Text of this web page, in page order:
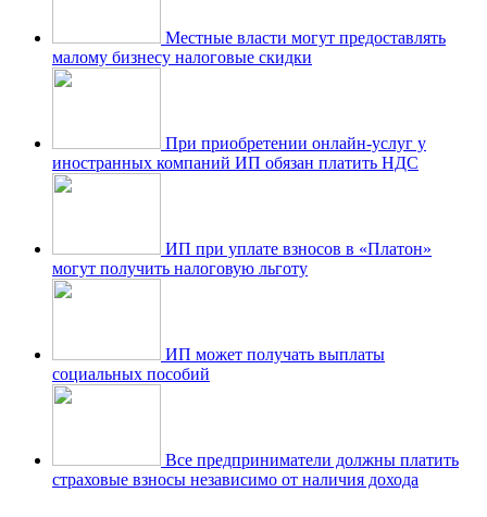
Местные власти могут предоставлять
малому бизнесу налоговые скидки
При приобретении онлайн-услуг у
иностранных компаний ИП обязан платить НДС
ИП при уплате взносов в «Платон»
могут получить налоговую льготу
ИП может получать выплаты
социальных пособий
Все предприниматели должны платить
страховые взносы независимо от наличия дохода